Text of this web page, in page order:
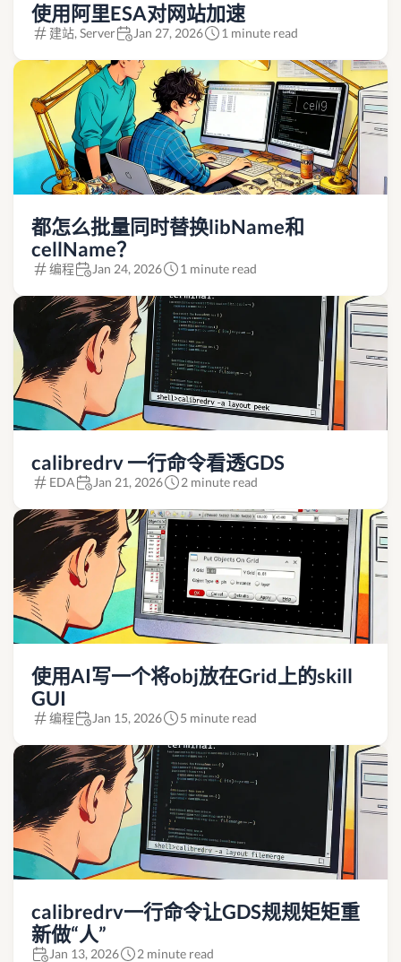
使用阿里ESA对网站加速
建站, Server Jan 27, 2026 1 minute read
都怎么批量同时替换libName和
cellName？
编程 Jan 24, 2026 1 minute read
calibredrv 一行命令看透GDS
EDA Jan 21, 2026 2 minute read
使用AI写一个将obj放在Grid上的skill
GUI
编程 Jan 15, 2026 5 minute read
calibredrv一行命令让GDS规规矩矩重
新做“人”
Jan 13, 2026 2 minute read